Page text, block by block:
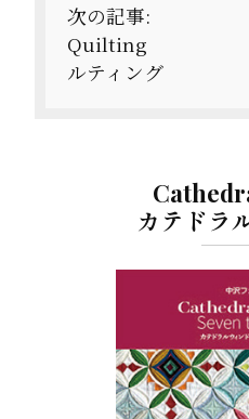
次の記事:
Quilting ツイ
ルティング
カテドラ